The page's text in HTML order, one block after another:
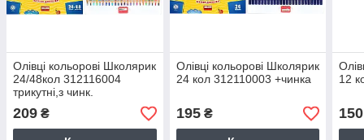
Олівці кольорові Школярик
24/48кол 312116004
трикутні,з чинк.
209 ₴
Олівці кольорові Школярик
24 кол 312110003 +чинка
195₴
12
150